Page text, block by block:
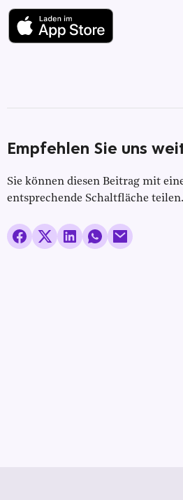
Empfehlen Sie uns
Sie können diesen Beitrag mit
entsprechende Schaltfläche teilen.